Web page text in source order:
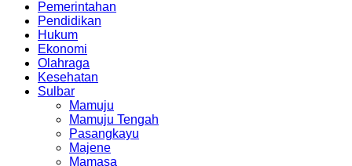
Pemerintahan
Pendidikan
Hukum
Ekonomi
Olahraga
Kesehatan
Sulbar
Mamuju
Mamuju Tengah
Pasangkayu
Majene
Mamasa